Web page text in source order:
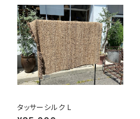
タッサーシルク L